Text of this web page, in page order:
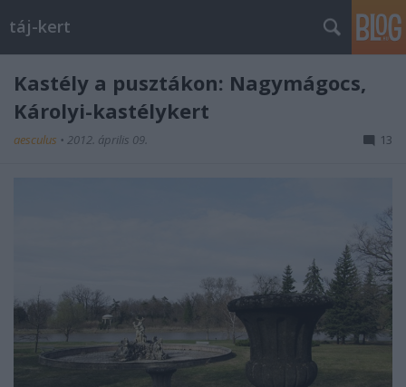
táj-kert
Kastély a pusztákon: Nagymágocs,
Károlyi-kastélykert
aesculus • 2012. április 09. 13